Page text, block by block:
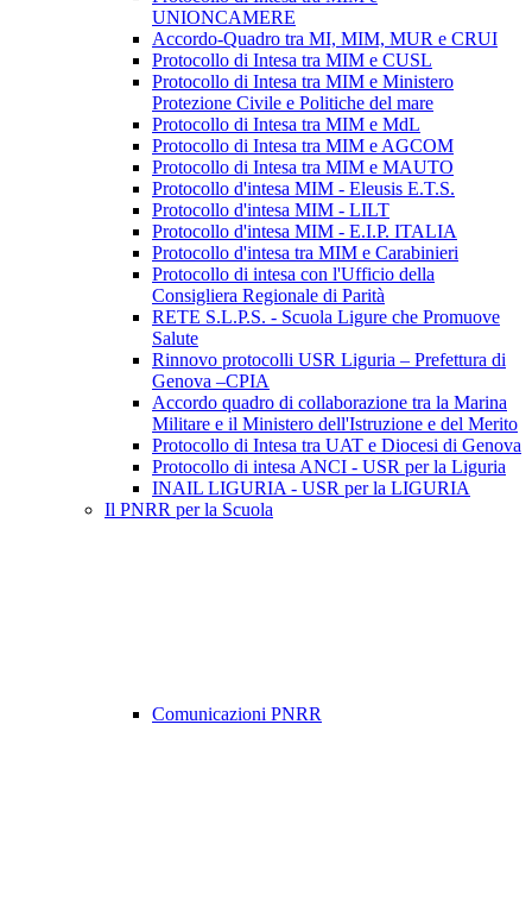
UNIONCAMERE
Accordo-Quadro tra MI, MIM, MUR e CRUI
Protocollo di Intesa tra MIM e CUSL
Protocollo di Intesa tra MIM e Ministero
Protezione Civile e Politiche del mare
Protocollo di Intesa tra MIM e MdL
Protocollo di Intesa tra MIM e AGCOM
Protocollo di Intesa tra MIM e MAUTO
Protocollo d'intesa MIM - Eleusis E.T.S.
Protocollo d'intesa MIM - LILT
Protocollo d'intesa MIM - E.I.P. ITALIA
Protocollo d'intesa tra MIM e Carabinieri
Protocollo di intesa con l'Ufficio della
Consigliera Regionale di Parità
RETE S.L.P.S. - Scuola Ligure che Promuove
Salute
Rinnovo protocolli USR Liguria – Prefettura di
Genova –CPIA
Accordo quadro di collaborazione tra la Marina
Militare e il Ministero dell'Istruzione e del Merito
Protocollo di Intesa tra UAT e Diocesi di Genova
Protocollo di intesa ANCI - USR per la Liguria
INAIL LIGURIA - USR per la LIGURIA
Il PNRR per la Scuola
Comunicazioni PNRR